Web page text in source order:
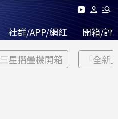
社群/APP/網紅 開箱/評
三星摺疊機開箱 「全新